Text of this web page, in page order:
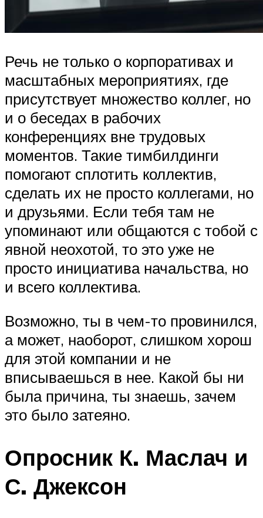
Речь не только о корпоративах и
масштабных мероприятиях, где
присутствует множество коллег, но
и о беседах в рабочих
конференциях вне трудовых
моментов. Такие тимбилдинги
помогают сплотить коллектив,
сделать их не просто коллегами, но
и друзьями. Если тебя там не
упоминают или общаются с тобой с
явной неохотой, то это уже не
просто инициатива начальства, но
и всего коллектива.
Возможно, ты в чем-то провинился,
а может, наоборот, слишком хорош
для этой компании и не
вписываешься в нее. Какой бы ни
была причина, ты знаешь, зачем
это было затеяно.
Опросник К. Маслач и
С. Джексон